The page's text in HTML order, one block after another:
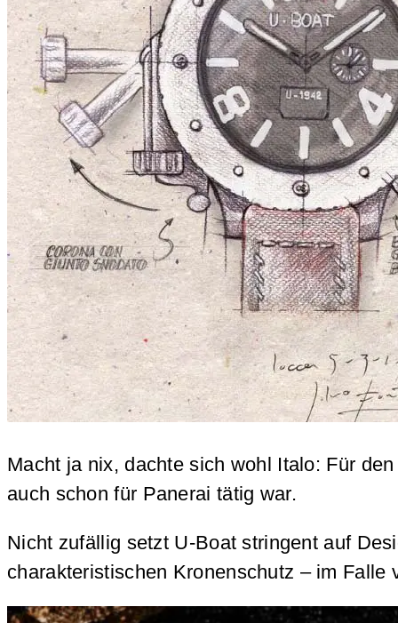
Macht ja nix, dachte sich wohl Italo: Für
auch schon für Panerai tätig war.
Nicht zufällig setzt U-Boat stringent auf
charakteristischen Kronenschutz – im